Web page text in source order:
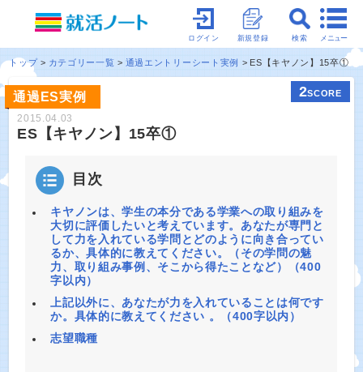
メニュー
検索
新規登録
ログイン
トップ カテゴリー一覧 通過エントリーシート実例 ES【キヤノン】15卒①
通過ES実例 2SCORE
2015.04.03
ES【キヤノン】15卒①
目次
キヤノンは、学生の本分である学業への取り組みを
大切に評価したいと考えています。あなたが専門と
して力を入れている学問とどのように向き合ってい
るか、具体的に教えてください。（その学問の魅
力、取り組み事例、そこから得たことなど）（400
字以内）
上記以外に、あなたが力を入れていることは何です
か。具体的に教えてください 。（400字以内）
志望職種